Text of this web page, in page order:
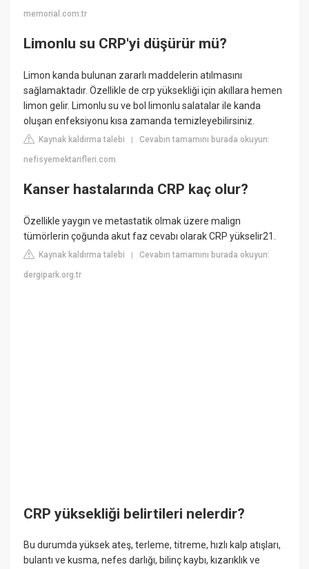
memorial.com.tr
Limonlu su CRP'yi düşürür mü?
Limon kanda bulunan zararlı maddelerin atılmasını
sağlamaktadır. Özellikle de crp yüksekliği için akıllara hemen
limon gelir. Limonlu su ve bol limonlu salatalar ile kanda
oluşan enfeksiyonu kısa zamanda temizleyebilirsiniz.
Kaynak kaldırma talebi |Cevabın tamamını burada okuyun:
nefisyemektarifleri.com
Kanser hastalarında CRP kaç olur?
Özellikle yaygın ve metastatik olmak üzere malign
tümörlerin çoğunda akut faz cevabı olarak CRP yükselir21.
Kaynak kaldırma talebi |Cevabın tamamını burada okuyun:
dergipark.org.tr
CRP yüksekliği belirtileri nelerdir?
Bu durumda yüksek ateş, terleme, titreme, hızlı kalp atışları,
bulantı ve kusma, nefes darlığı, bilinç kaybı, kızarıklık ve